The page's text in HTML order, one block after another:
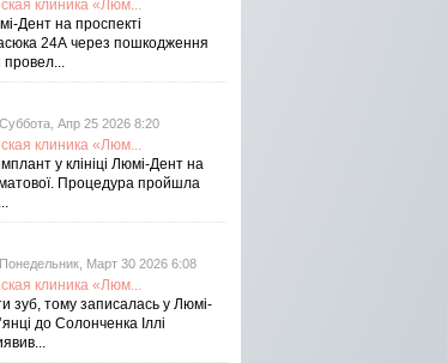
клиника «Люм...
Дент на проспекті
24А через пошкодження
провел...
Суббота, Апр 25 2026 8:20
клиника «Люм...
у клініці Люмі-Дент на
Процедура пройшла
Понедельник, Март 30 2026 6:08
клиника «Люм...
зуб, тому записалась у Люмі-
до Солонченка Іллі